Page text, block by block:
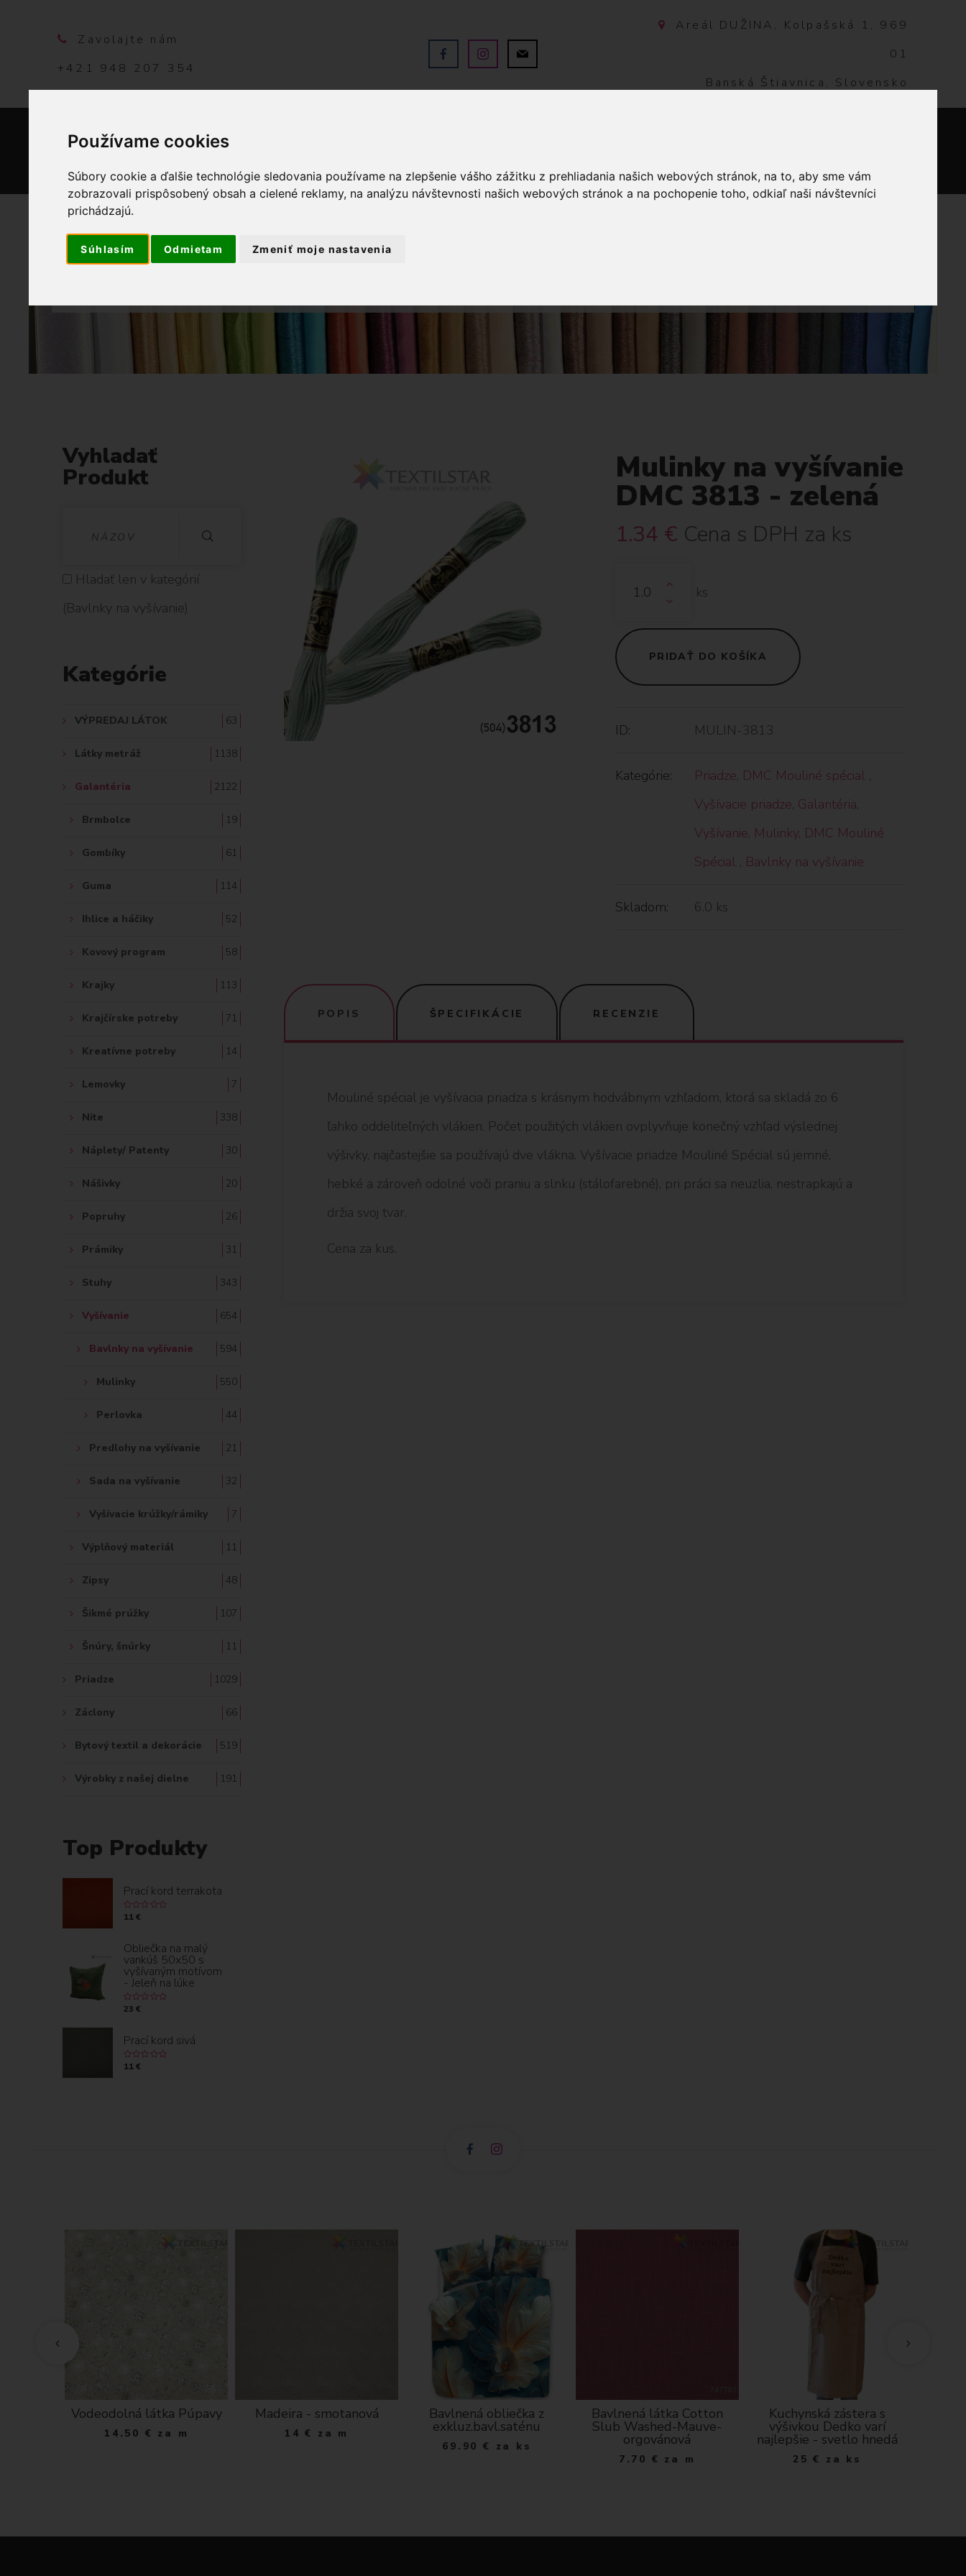
Používame cookies
Súbory cookie a ďalšie technológie sledovania používame na zlepšenie vášho zážitku z prehliadania našich webových stránok, na to, aby sme vám
zobrazovali prispôsobený obsah a cielené reklamy, na analýzu návštevnosti našich webových stránok a na pochopenie toho, odkiaľ naši návštevníci
prichádzajú.
Súhlasím Odmietam Zmeniť moje nastavenia
Zavolajte nám
+421 948 207 354
Areál DUŽINA, Kolpašská 1, 969
01
Banská Štiavnica, Slovensko
Mulinky na vyšívanie
DMC 3813 - zelená
1.34 € Cena s DPH za ks
ks
PRIDAŤ DO KOŠÍKA
ID: MULIN-3813
Kategórie: Priadze, DMC Mouliné spécial ,
Vyšívacie priadze, Galantéria,
Vyšívanie, Mulinky, DMC Mouliné
Spécial , Bavlnky na vyšívanie
Skladom: 6.0 ks
POPIS ŠPECIFIKÁCIE RECENZIE
Mouliné spécial je vyšívacia priadza s krásnym hodvábnym vzhľadom, ktorá sa skladá zo 6
ľahko oddeliteľných vlákien. Počet použitých vlákien ovplyvňuje konečný vzhľad výslednej
výšivky, najčastejšie sa používajú dve vlákna. Vyšívacie priadze Mouliné Spécial sú jemné,
hebké a zároveň odolné voči praniu a slnku (stálofarebné), pri práci sa neuzlia, nestrapkajú a
držia svoj tvar.
Cena za kus.
Vyhladať
Produkt
H
L
D
Ť
:
Hladať len v kategórií
(Bavlnky na vyšívanie)
Kategórie
VÝPREDAJ LÁTOK 63
Látky metráž 1138
Galantéria 2122
Brmbolce 19
Gombíky 61
Guma 114
Ihlice a háčiky 52
Kovový program 58
Krajky 113
Krajčírske potreby 71
Kreatívne potreby 14
Lemovky 7
Nite 338
Náplety/ Patenty 30
Nášivky 20
Popruhy 26
Prámiky 31
Stuhy 343
Vyšívanie 654
Bavlnky na vyšívanie 594
Mulinky 550
Perlovka 44
Predlohy na vyšívanie 21
Sada na vyšívanie 32
Vyšívacie krúžky/rámiky 7
Výplňový materiál 11
Zipsy 48
Šikmé prúžky 107
Šnúry, šnúrky 11
Priadze 1029
Záclony 66
Bytový textil a dekorácie 519
Výrobky z našej dielne 191
Top Produkty
Prací kord terrakota
11 €
Obliečka na malý
vankúš 50x50 s
vyšívaným motívom
- Jeleň na lúke
23 €
Prací kord sivá
11 €
Vodeodolná látka Púpavy
14.50 € za m
Madeira - smotanová
14 € za m
Bavlnená obliečka z
exkluz.bavl.saténu
69.90 € za ks
Bavlnená látka Cotton
Slub Washed-Mauve-
orgovánová
7.70 € za m
Kuchynská zástera s
výšivkou Dedko varí
najlepšie - svetlo hnedá
25 € za ks